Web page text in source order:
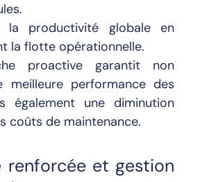
la productivité globale en
la flotte opérationnelle.
proactive garantit non
meilleure performance des
également une diminution
coûts de maintenance.
renforcée et gestion